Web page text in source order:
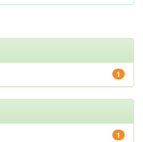
1
1